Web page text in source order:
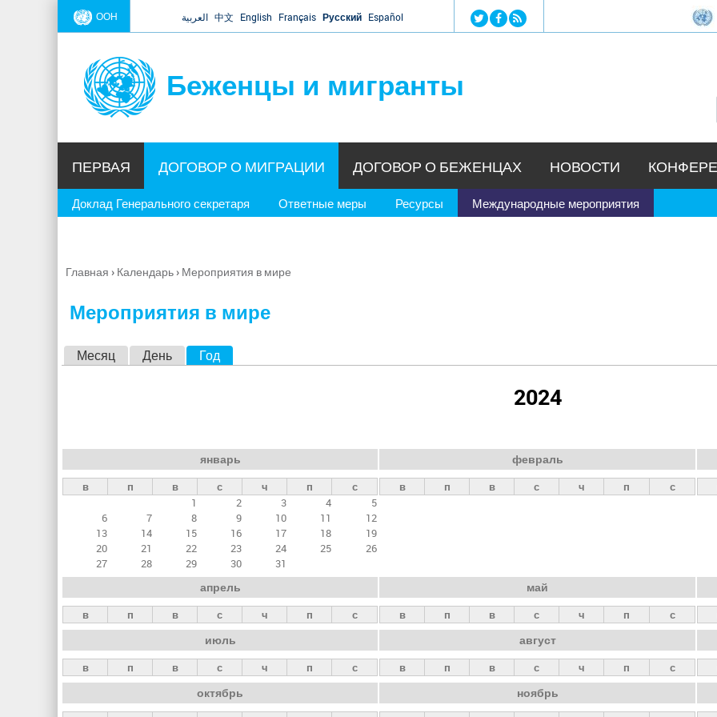
Jump to navigation
ООН العربية 中文 English Français Русский Español
Беженцы и мигранты
ПЕРВАЯ ДОГОВОР О МИГРАЦИИ
Доклад Генерального секретаря Ответные меры Ресурсы Международные мероприятия
ДОГОВОР О БЕЖЕНЦАХ НОВОСТИ
Вы
Главная › Календарь› Мероприятия в мире
Мероприятия в мире
н
ы
е
а
д
к
и
Месяц День Год
2024
январь
в п в с ч п
с
1
2 3 4
5
6
7 8 9 10 11
12
13
14 15 16 17 18
19
20
21 22 23 24 25
26
27
28 29 30 31
февраль
в п в с ч п с
апрель
в п в с ч п с
май
в п в с ч п с
июль
в п в с ч п с
август
в п в с ч п с
октябрь ноябрь